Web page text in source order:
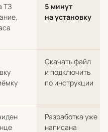
ТЗ
5 минут
на установку
Скачать файл
и подключить
по инструкции
Разработка уже
написана